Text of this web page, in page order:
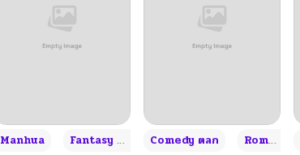
Manhua Fantasy แฟนตาซี +3
Comedy ตลก Romance โรแมนซ์